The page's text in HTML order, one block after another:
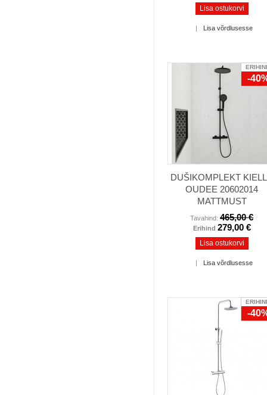
Lisa ostukorvi
| Lisa võrdlusesse
-
DUŠIKOMPLEKT
OUDEE 20602014
MATTMUST
Tavahind: 465,00 €
Erihind 279,00 €
Lisa ostukorvi
| Lisa võrdlusesse
-